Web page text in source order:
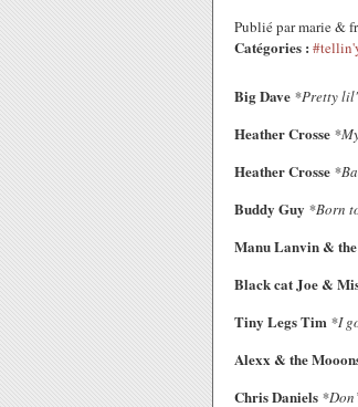
Publié par marie &
Catégories :
Big Dave *Pretty
Heather Crosse
Heather Crosse
Buddy Guy *Born
Manu Lanvin &
Black cat Joe &
Tiny Legs Tim *I
Alexx & the
Chris Daniels